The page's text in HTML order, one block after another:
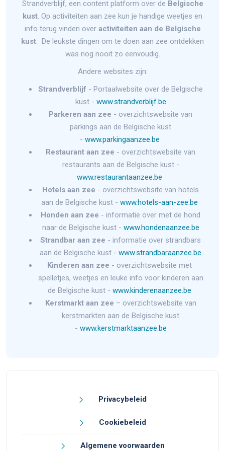
Strandverblijf, een content platform over de Belgische
kust. Op activiteiten aan zee kun je handige weetjes en
info terug vinden over activiteiten aan de Belgische
kust. De leukste dingen om te doen aan zee ontdekken
was nog nooit zo eenvoudig.
Andere websites zijn:
Strandverblijf - Portaalwebsite over de Belgische
kust - www.strandverblijf.be
Parkeren aan zee - overzichtswebsite van
parkings aan de Belgische kust
- www.parkingaanzee.be
Restaurant aan zee - overzichtswebsite van
restaurants aan de Belgische kust -
www.restaurantaanzee.be
Hotels aan zee - overzichtswebsite van hotels
aan de Belgische kust - www.hotels-aan-zee.be
Honden aan zee - informatie over met de hond
naar de Belgische kust - www.hondenaanzee.be
Strandbar aan zee - informatie over strandbars
aan de Belgische kust - www.strandbaraanzee.be
Kinderen aan zee - overzichtswebsite met
spelletjes, weetjes en leuke info voor kinderen aan
de Belgische kust - www.kinderenaanzee.be
Kerstmarkt aan zee – overzichtswebsite van
kerstmarkten aan de Belgische kust
- www.kerstmarktaanzee.be
Privacybeleid
Cookiebeleid
Algemene voorwaarden